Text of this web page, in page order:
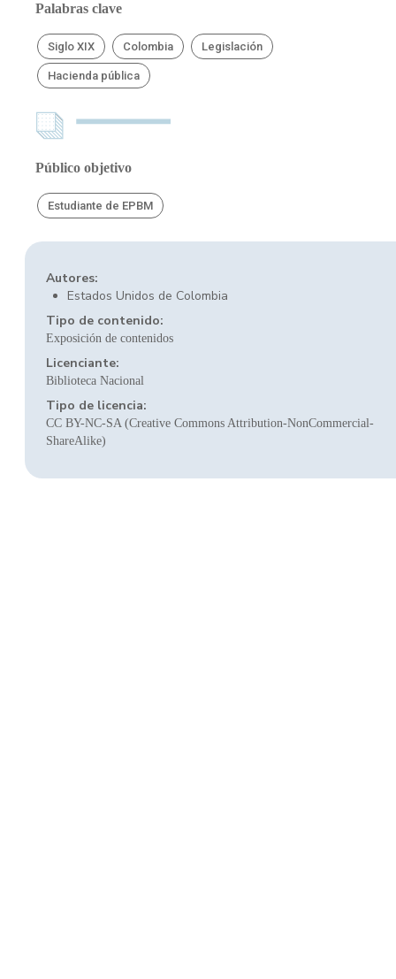
Palabras clave
Siglo XIX Colombia Legislación
Hacienda pública
Público objetivo
Estudiante de EPBM
Autores:
Estados Unidos de Colombia
Tipo de contenido:
Exposición de contenidos
Licenciante:
Biblioteca Nacional
Tipo de licencia:
CC BY-NC-SA (Creative Commons Attribution-NonCommercial-
ShareAlike)